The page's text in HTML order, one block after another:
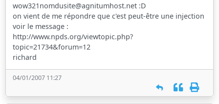
wow321nomdusite@agnitumhost.net :D
on vient de me répondre que c'est peut-être une injection
voir le message :
http://www.npds.org/viewtopic.php?
topic=21734&forum=12
richard
04/01/2007 11:27